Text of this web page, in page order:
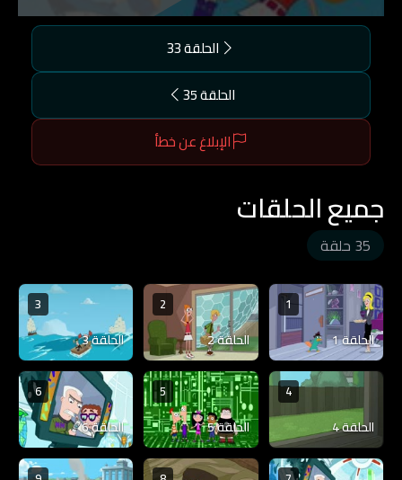
الحلقة 33
الحلقة 35
الإبلاغ عن خطأ
جميع الحلقات
35 حلقة
1
الحلقة 1
2
الحلقة 2
3
الحلقة 3
4
الحلقة 4
5
الحلقة 5
6
الحلقة 6